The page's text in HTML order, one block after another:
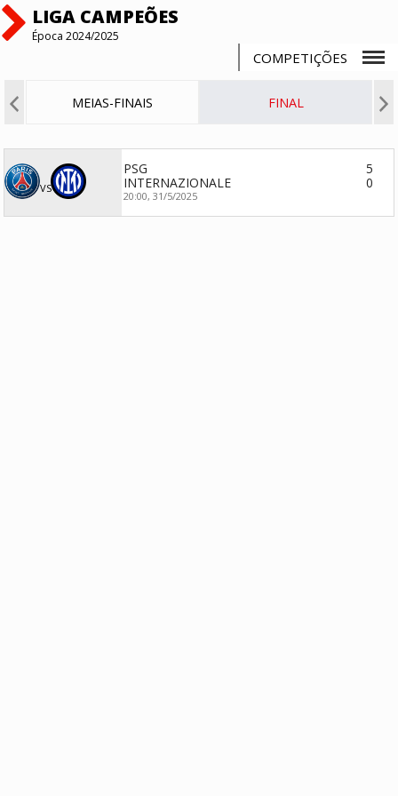
LIGA CAMPEÕES
Época 2024/2025
COMPETIÇÕES
MEIAS-FINAIS FINAL
VS
PSG
5
INTERNAZIONALE
0
20:00, 31/5/2025